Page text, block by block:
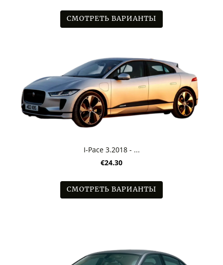
СМОТРЕТЬ ВАРИАНТЫ
I-Pace 3.2018 - ...
€24.30
СМОТРЕТЬ ВАРИАНТЫ